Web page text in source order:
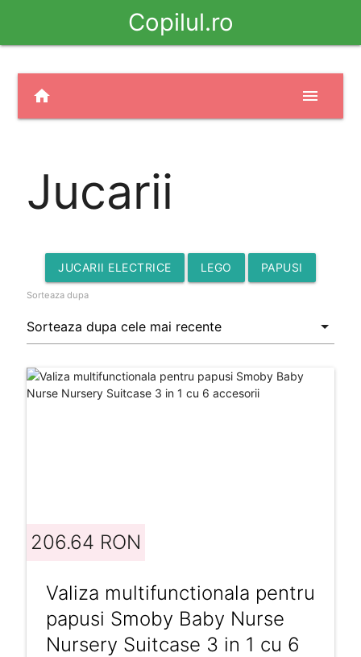
Copilul.ro
home menu
Jucarii
JUCARII ELECTRICE LEGO PAPUSI
Sorteaza dupa
206.64 RON
Valiza multifunctionala pentru
papusi Smoby Baby Nurse
Nursery Suitcase 3 in 1 cu 6